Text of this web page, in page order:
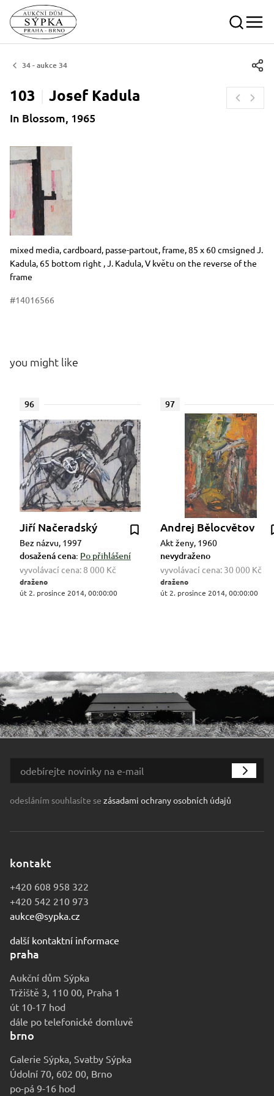
34 - aukce 34
103 Josef Kadula
In Blossom, 1965
Dimensions
Short item description
mixed media, cardboard, passe-partout, frame, 85 x 60 cmsigned J.
Kadula, 65 bottom right , J. Kadula, V květu on the reverse of the
frame
#14016566
you might like
96
Jiří Načeradský
Bez názvu, 1997
dosažená cena: Po přihlášení
vyvolávací cena: 8 000 Kč
draženo
út 2. prosince 2014, 00:00:00
97
Andrej Bělocvětov
Akt ženy, 1960
nevydraženo
vyvolávací cena: 30 000 Kč
draženo
út 2. prosince 2014, 00:00:00
odesláním souhlasíte se zásadami ochrany osobních údajů
kontakt
+420 608 958 322
+420 542 210 973
aukce@sypka.cz
další kontaktní informace
praha
Aukční dům Sýpka
Tržiště 3, 110 00, Praha 1
út 10-17 hod
dále po telefonické domluvě
brno
Galerie Sýpka, Svatby Sýpka
Údolní 70, 602 00, Brno
po-pá 9-16 hod